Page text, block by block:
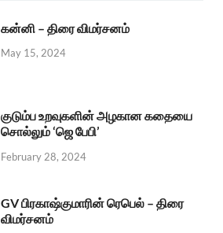
கன்னி – திரை விமர்சனம்
May 15, 2024
குடும்ப உறவுகளின் அழகான கதையை
சொல்லும் ‘ஜெ பேபி’
February 28, 2024
GV பிரகாஷ்குமாரின் ரெபெல் – திரை
விமர்சனம்